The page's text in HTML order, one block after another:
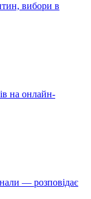
вибори в
на онлайн-
— розповідає